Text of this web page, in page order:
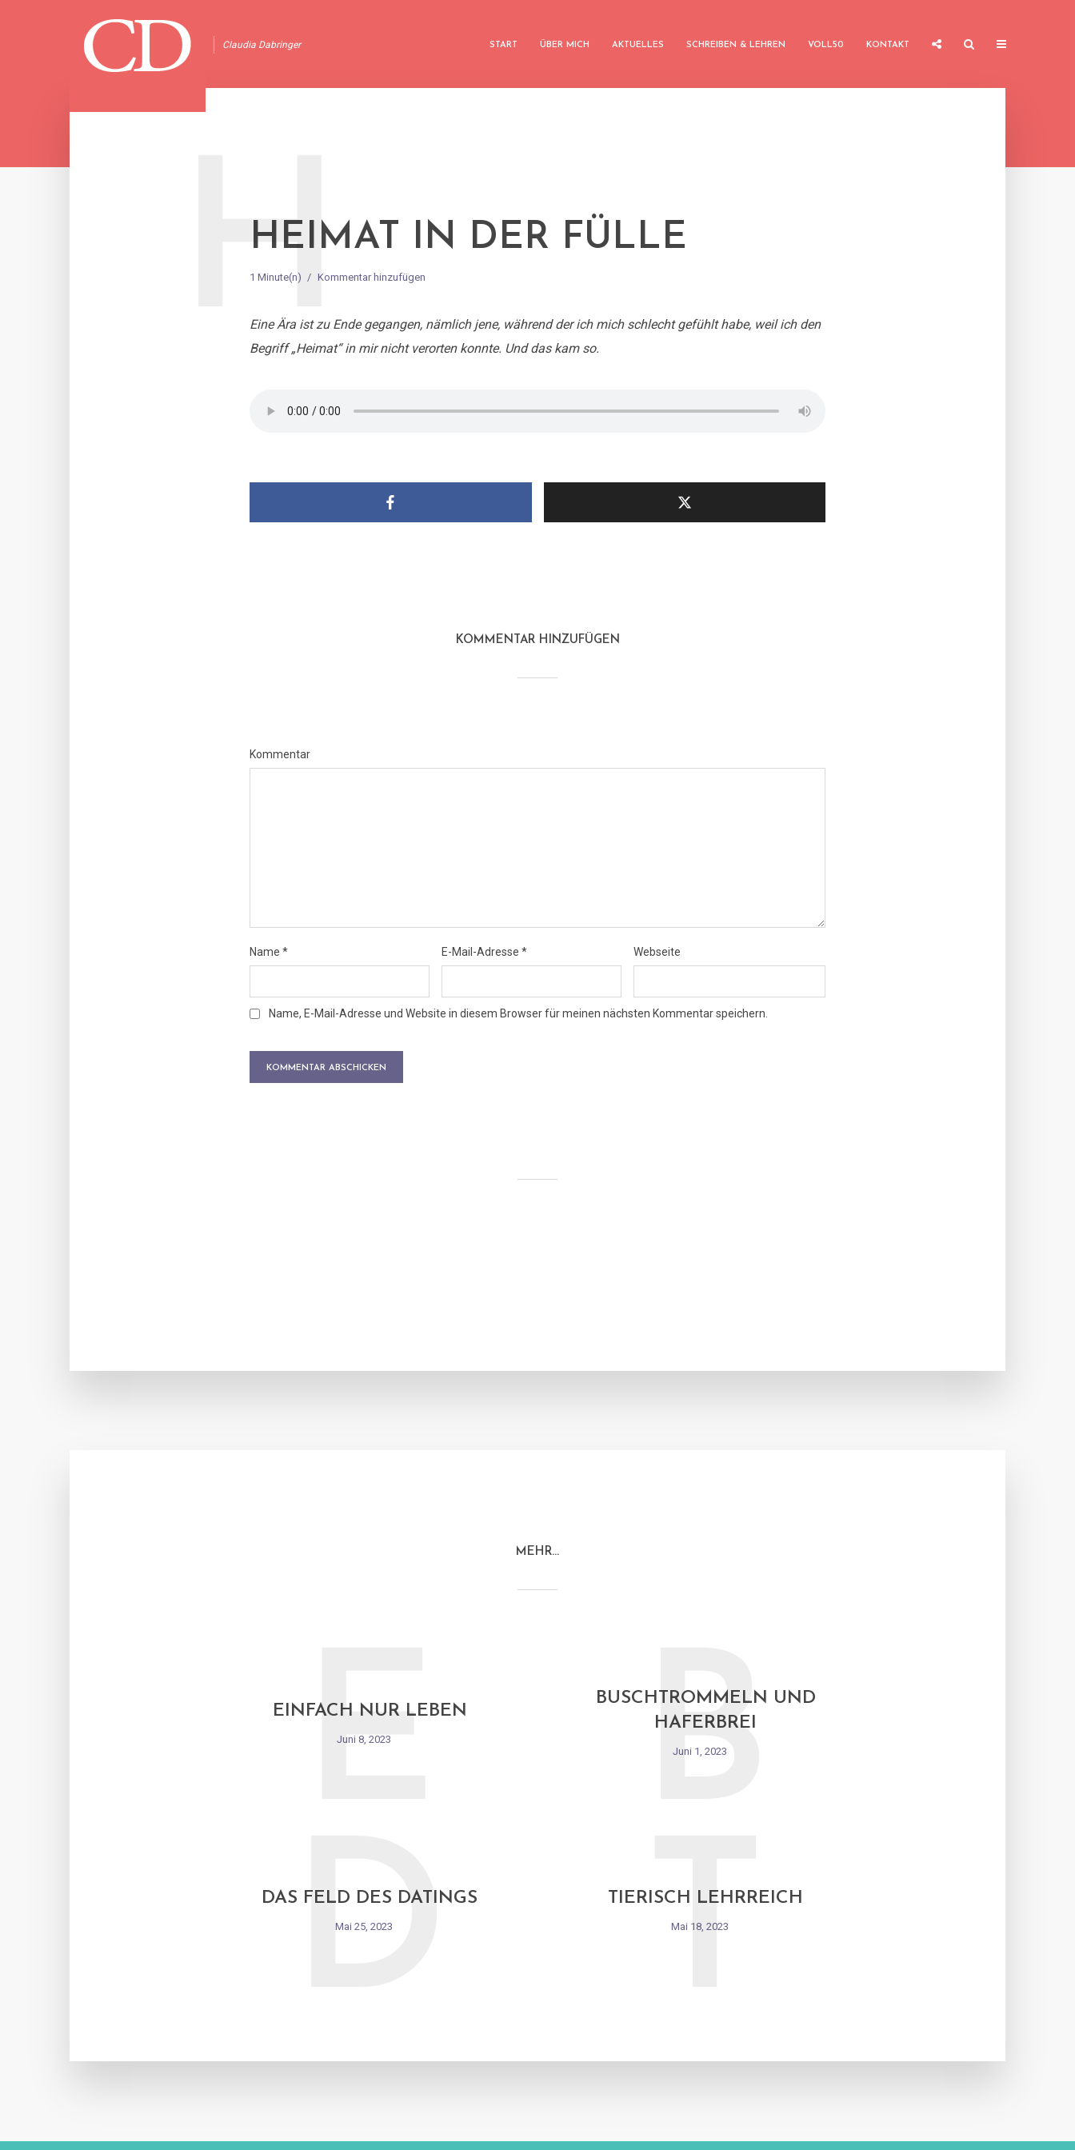
Claudia Dabringer START ÜBER MICH AKTUELLES SCHREIBEN & LEHREN VOLL50 KONTAKT
HEIMAT IN DER FÜLLE
1 Minute(n) Kommentar hinzufügen
H
Eine Ära ist zu Ende gegangen, nämlich jene, während der ich mich schlecht gefühlt habe, weil ich den
Begriff „Heimat“ in mir nicht verorten konnte. Und das kam so.
KOMMENTAR HINZUFÜGEN
Kommentar
Name * E-Mail-Adresse * Webseite
Name, E-Mail-Adresse und Website in diesem Browser für meinen nächsten Kommentar speichern.
MEHR…
EINFACH NUR LEBEN
Juni 8, 2023
E
BUSCHTROMMELN UND
HAFERBREI
Juni 1, 2023
B
DAS FELD DES DATINGS
Mai 25, 2023
D TIERISCH LEHRREICH
Mai 18, 2023
T